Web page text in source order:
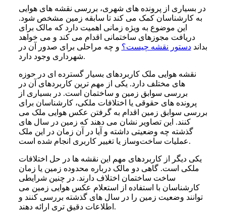
در بسیاری از پرونده‌ های شهری، بررسی نقشه‌ های هوایی
به کارشناسان کمک می‌ کند تا سابقه زمین مشخص شود.
این موضوع به ویژه زمانی اهمیت دارد که مالک برای
دریافت مجوزهای ساختمانی اقدام می‌ کند و می‌ خواهد
بدانددستور نقشه چیست؟ و چه مراحلی برای صدور آن در
شهرداری وجود دارد.
نقشه هوایی ملک کاربردهای بسیار گسترده‌ ای در حوزه‌
های مختلف دارد. یکی از مهم‌ ترین کاربردهای آن در
بررسی سوابق زمین و ساختمان است. در بسیاری از
پرونده‌ های حقوقی یا اختلافات ملکی، کارشناسان برای
بررسی سوابق زمین اقدام به گرفتن عکس هوایی ملک می‌
کنند. این تصاویر نشان می‌ دهند که زمین در سال‌ های
گذشته چه وضعیتی داشته و آیا در آن زمان در این ملک
عملیات ساخت‌وساز یا تغییر کاربری انجام شده است.
یکی دیگر از کاربردهای مهم این نقشه‌ ها در حل اختلافات
ملکی است. گاهی دو مالک درباره محدوده زمین یا زمان
ساخت ساختمان اختلاف دارند. در چنین شرایطی
کارشناسان با استفاده از استعلام عکس هوایی زمین می‌
توانند وضعیت زمین را در سال‌ های گذشته بررسی کنند و
اطلاعات دقیق‌ تری ارائه دهند.